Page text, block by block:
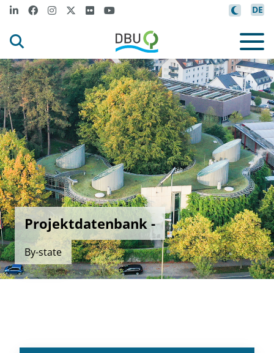
DE
Projektdatenbank -
By-state